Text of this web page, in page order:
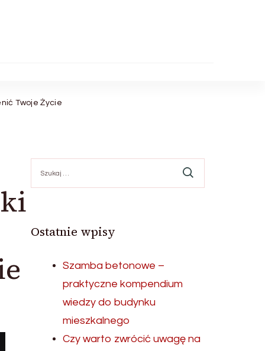
Twoje Życie
Ostatnie wpisy
Szamba betonowe –
praktyczne kompendium
wiedzy do budynku
mieszkalnego
Czy warto zwrócić uwagę na